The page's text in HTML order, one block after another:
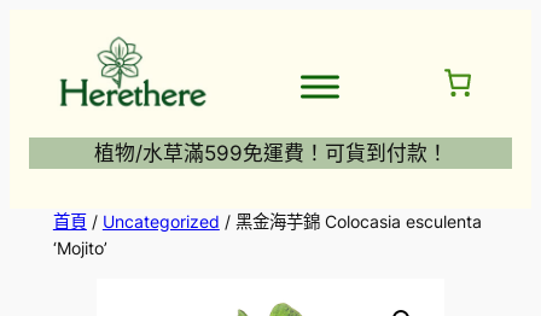
植物/水草滿599免運費！可貨到付款！
首頁/ Uncategorized / 黑金海芋錦 Colocasia esculenta
‘Mojito’